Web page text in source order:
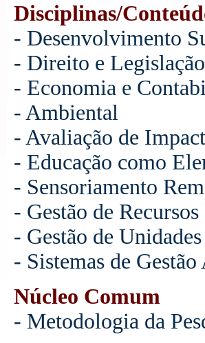
Disciplinas/
- Desenvolvimento
- Direito e
- Economia e
- Ambiental
- Avaliação de
- Educação como
- Sensoriamento
- Gestão de
- Gestão de
- Sistemas de
Núcleo Comum
- Metodologia da